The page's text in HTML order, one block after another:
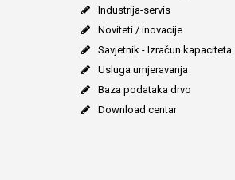
Industrija-servis
Noviteti / inovacije
Savjetnik - Izračun kapaciteta
Usluga umjeravanja
Baza podataka drvo
Download centar